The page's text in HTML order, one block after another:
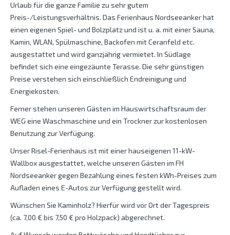
Urlaub für die ganze Familie zu sehr gutem
Preis-/Leistungsverhältnis. Das Ferienhaus Nordseeanker hat
einen eigenen Spiel- und Bolzplatz und ist u. a. mit einer Sauna,
Kamin, WLAN, Spülmaschine, Backofen mit Ceranfeld etc.
ausgestattet und wird ganzjährig vermietet. In Südlage
befindet sich eine eingezäunte Terasse. Die sehr günstigen
Preise verstehen sich einschließlich Endreinigung und
Energiekosten.
Ferner stehen unseren Gästen im Hauswirtschaftsraum der
WEG eine Waschmaschine und ein Trockner zur kostenlosen
Benutzung zur Verfügung.
Unser Risel-Ferienhaus ist mit einer hauseigenen 11-kW-
Wallbox ausgestattet, welche unseren Gästen im FH
Nordseeanker gegen Bezahlung eines festen kWh-Preises zum
Aufladen eines E-Autos zur Verfügung gestellt wird.
Wünschen Sie Kaminholz? Hierfür wird vor Ort der Tagespreis
(ca. 7,00 € bis 7,50 € pro Holzpack) abgerechnet.